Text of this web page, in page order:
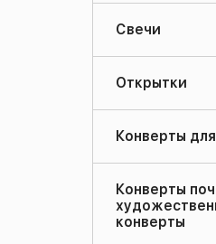
Свечи
Открытки
Конверты
Конверты
конверты